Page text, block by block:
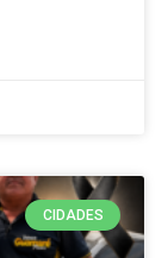
CIDADES